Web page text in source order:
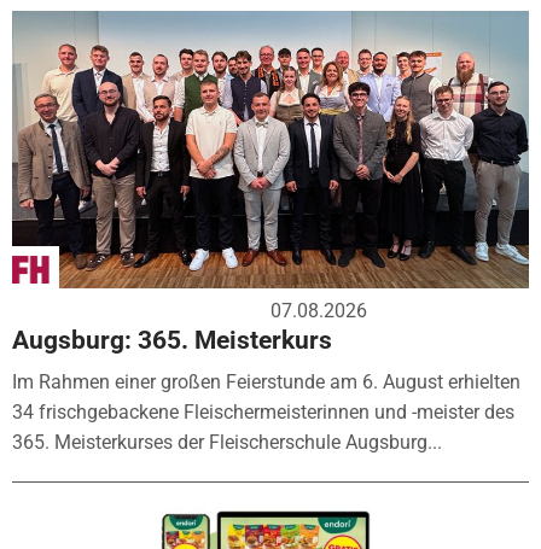
07.08.2026
Augsburg: 365. Meisterkurs
Im Rahmen einer großen Feierstunde am 6. August erhielten
34 frischgebackene Fleischermeisterinnen und -meister des
365. Meisterkurses der Fleischerschule Augsburg...